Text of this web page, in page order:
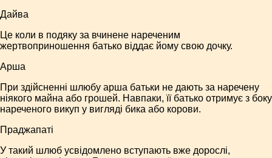
Дайва
Це коли в подяку за вчинене нареченим
жертвоприношення батько віддає йому свою дочку.
Арша
При здійсненні шлюбу арша батьки не дають за наречену
ніякого майна або грошей. Навпаки, її батько отримує з боку
нареченого викуп у вигляді бика або корови.
Праджапаті
У такий шлюб усвідомлено вступають вже дорослі,